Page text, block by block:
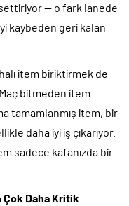
— o fark lanede
kaybeden geri kalan
item biriktirmek de
bitmeden item
tamamlanmış item, bir
daha iyi iş çıkarıyor.
sadece kafanızda bir
Daha Kritik